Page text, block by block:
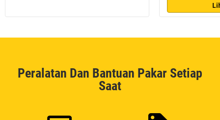
Peralatan Dan Bantuan Pakar Setiap
Saat